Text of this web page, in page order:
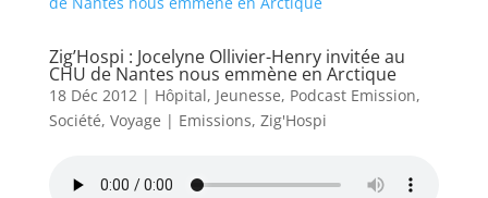
Zig’Hospi : Jocelyne Ollivier-Henry invitée au
CHU de Nantes nous emmène en Arctique
18 Déc 2012| Hôpital, Jeunesse, Podcast Emission,
Société, Voyage | Emissions, Zig'Hospi